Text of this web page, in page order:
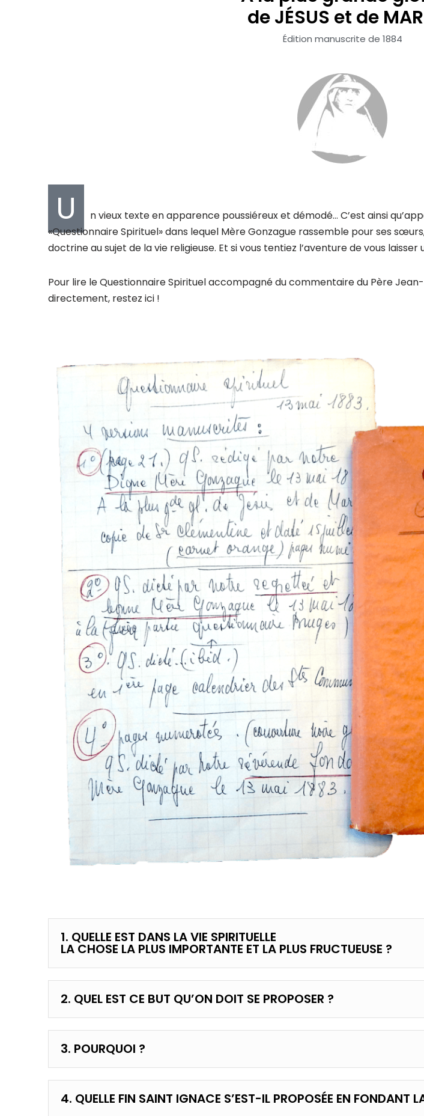
de JÉSUS et de
Édition manuscrite de 1884
U
n vieux texte en apparence poussiéreux et démodé… C’est ainsi
«Questionnaire Spirituel» dans lequel Mère Gonzague rassemble pour ses
doctrine au sujet de la vie religieuse. Et si vous tentiez l’aventure de vous
Pour lire le Questionnaire Spirituel accompagné du commentaire du Père
directement, restez ici !
1. QUELLE EST DANS LA VIE SPIRITUELLE
LA CHOSE LA PLUS IMPORTANTE ET LA PLUS FRUCTUEUSE ?
2. QUEL EST CE BUT QU’ON DOIT SE PROPOSER ?
3. POURQUOI ?
4. QUELLE FIN SAINT IGNACE S’EST-IL PROPOSÉE EN FONDANT